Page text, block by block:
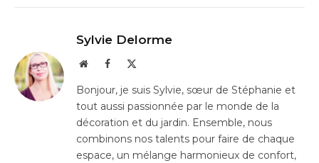
Sylvie Delorme
WebsiteFacebook
Bonjour, je suis Sylvie, sœur de Stéphanie et
tout aussi passionnée par le monde de la
décoration et du jardin. Ensemble, nous
combinons nos talents pour faire de chaque
espace, un mélange harmonieux de confort,